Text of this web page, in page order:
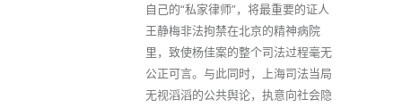
自己的“私家律师”，将最重要的证人
王静梅非法拘禁在北京的精神病院
里，致使杨佳案的整个司法过程毫无
公正可言。与此同时，上海司法当局
无视滔滔的公共舆论，执意向社会隐